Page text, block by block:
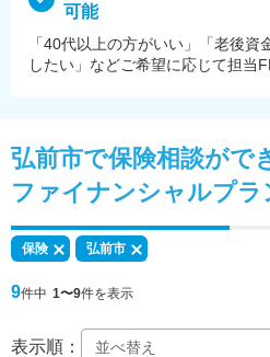
可能
「40代以上の方がいい」「老後
したい」などご希望に応じて担当
弘前市で保険相談がで
ファイナンシャルプラ
保険 弘前市
9件中 1〜9件を表示
表示順：